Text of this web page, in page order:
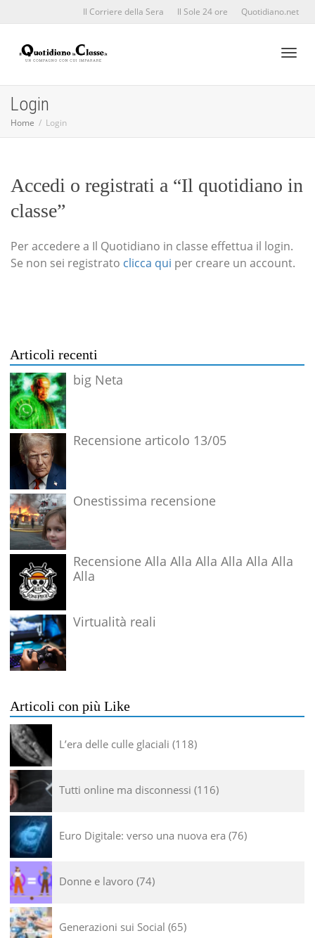
Il Corriere della Sera Il Sole 24 ore Quotidiano.net
Login
Home Login
Accedi o registrati a “Il quotidiano in
classe”
Per accedere a Il Quotidiano in classe effettua il login.
Se non sei registrato clicca qui per creare un account.
Articoli recenti
big Neta
Recensione articolo 13/05
Onestissima recensione
Recensione Alla Alla Alla Alla Alla Alla
Alla
Virtualità reali
Articoli con più Like
L’era delle culle glaciali 118
Tutti online ma disconnessi 116
Euro Digitale: verso una nuova era 76
Donne e lavoro 74
Generazioni sui Social 65